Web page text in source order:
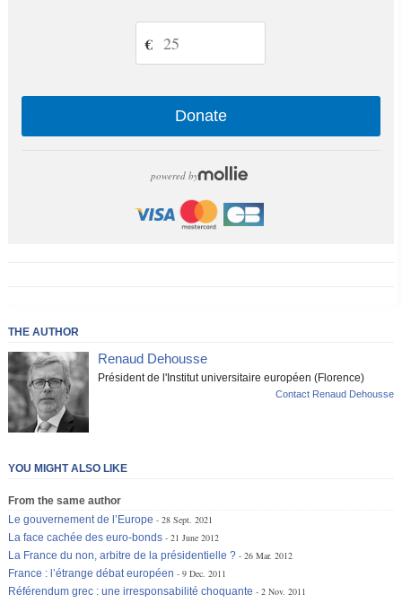
€
Donate
powered by
THE AUTHOR
Renaud Dehousse
Président de l'Institut universitaire européen (Florence)
Contact Renaud Dehousse
YOU MIGHT ALSO LIKE
From the same author
Le gouvernement de l’Europe
28 Sept. 2021
La face cachée des euro-bonds
21 June 2012
La France du non, arbitre de la présidentielle ? 26 Mar. 2012
France : l’étrange débat européen
9 Dec. 2011
Référendum grec : une irresponsabilité choquante
2 Nov. 2011